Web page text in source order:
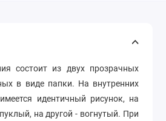
состоит из двух прозрачных
в виде папки. На внутренних
идентичный рисунок, на
на другой - вогнутый. При